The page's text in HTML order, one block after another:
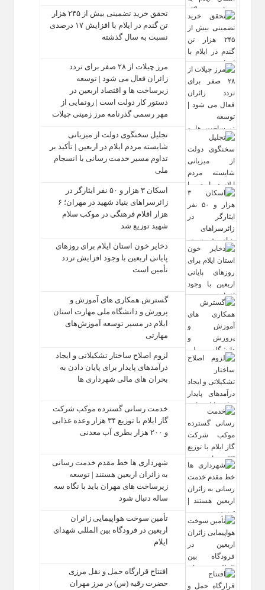
تحقق خرید تضمینی بیش از ۲۴۵ هزار
تن گندم در ایلام با افزایش ۱۷ درصدی
نسبت به سال گذشته
مرز چیلات از ۲۸ صفر برای تردد
زائران فعال می‌ شود | توسعه
زیرساخت‌ ها و اقتصاد اربعین در
دستور کار دولت است | رونمایی از
مهر رسمی گذرنامه مرز زمینی چیلات
تجلیل سخنگوی دولت از میزبانی
شایسته مردم ایلام در اربعین | تأکید بر
تداوم مسیر خدمت‌ رسانی با انسجام
ملی
اسکان ۳ هزار و ۵۰ نفر ایثارگر در
زائرسراهای بنیاد شهید در مهران؛ ۶
هزار اقلام فرهنگی در موکب سلام
شهید توزیع شد
ذخایر خون استان ایلام برای روزهای
پایانی اربعین با وجود افزایش تردد
تأمین است
گسترش همکاری‌ های آموزش و
پرورش و دانشگاه ملی مهارت استان
ایلام در مسیر توسعه آموزش‌های
مهارتی
لزوم اصلاح ساختار تشکیلاتی و ایجاد
درآمدهای پایدار برای پایان دادن به
بحران‌ های مالی شهرداری‌ ها
خدمت رسانی گسترده موکب شرکت
گاز ایلام با توزیع ۳۴ هزار وعده غذایی
و ۲۰۰ هزار بطری آب معدنی
شهرداری‌ ها خط مقدم خدمت ‌رسانی
به زائران اربعین هستند | توسعه
زیرساخت ‌های مهران باید با نگاه سه‌
ساله دنبال شود
تأمین سوخت هواپیمایی زائران
اربعین در فرودگاه بین المللی شهدای
ایلام
افتتاح قرارگاه حمل‌ و نقل مرزی
حضرت رقیه (س) در مرز مهران